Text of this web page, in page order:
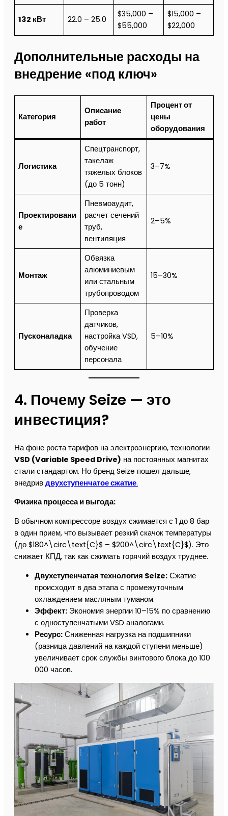
132 кВт 22.0 – 25.0
$35,000 –
$55,000
$15,000 –
$22,000
Дополнительные расходы на
внедрение «под ключ»
Категория
Описание
работ
Процент от
цены
оборудования
Логистика
Спецтранспорт,
такелаж
тяжелых блоков
(до 5 тонн)
3–7%
Проектировани
е
Пневмоаудит,
расчет сечений
труб,
вентиляция
2–5%
Монтаж
Обвязка
алюминиевым
или стальным
трубопроводом
15–30%
Пусконаладка
Проверка
датчиков,
настройка VSD,
обучение
персонала
5–10%
4. Почему Seize — это
инвестиция?
На фоне роста тарифов на электроэнергию, технологии
VSD (Variable Speed Drive) на постоянных магнитах
стали стандартом. Но бренд Seize пошел дальше,
внедрив двухступенчатое сжатие.
Физика процесса и выгода:
В обычном компрессоре воздух сжимается с 1 до 8 бар
в один прием, что вызывает резкий скачок температуры
(до $180^\circ\text{C}$ – $200^\circ\text{C}$). Это
снижает КПД, так как сжимать горячий воздух труднее.
Двухступенчатая технология Seize: Сжатие
происходит в два этапа с промежуточным
охлаждением масляным туманом.
Эффект: Экономия энергии 10–15% по сравнению
с одноступенчатыми VSD аналогами.
Ресурс: Сниженная нагрузка на подшипники
(разница давлений на каждой ступени меньше)
увеличивает срок службы винтового блока до 100
000 часов.